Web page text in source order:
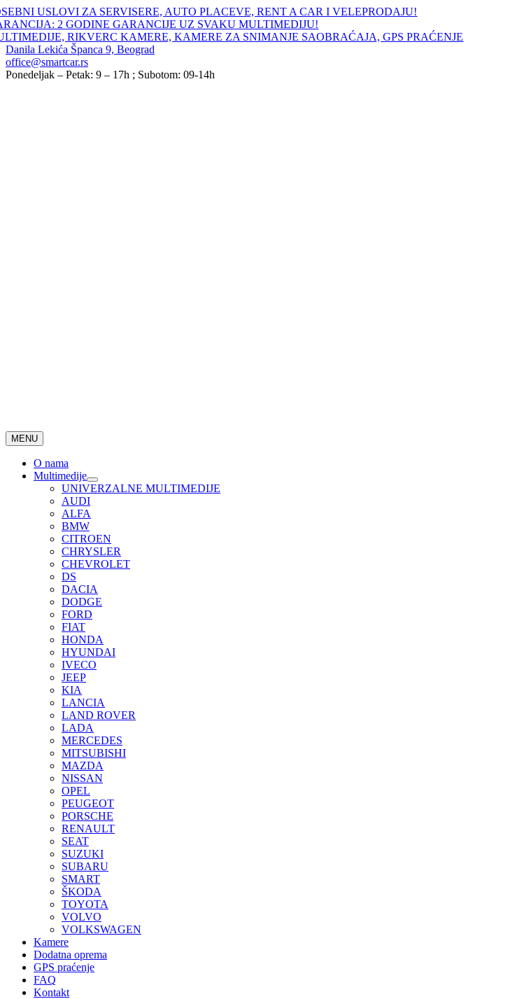
Skip
to
content
USLOVI ZA SERVISERE, AUTO PLACEVE, RENT A CAR I VELEPRODAJU!
2 GODINE GARANCIJE UZ SVAKU MULTIMEDIJU!
RIKVERC KAMERE, KAMERE ZA SNIMANJE SAOBRAĆAJA, GPS PRAĆENJE
Danila Lekića Španca 9, Beograd
office@smartcar.rs
Ponedeljak – Petak: 9 – 17h ; Subotom: 09-14h
MENU
O nama
Multimedije
UNIVERZALNE MULTIMEDIJE
AUDI
ALFA
BMW
CITROEN
CHRYSLER
CHEVROLET
DS
DACIA
DODGE
FORD
FIAT
HONDA
HYUNDAI
IVECO
JEEP
KIA
LANCIA
LAND ROVER
LADA
MERCEDES
MITSUBISHI
MAZDA
NISSAN
OPEL
PEUGEOT
PORSCHE
RENAULT
SEAT
SUZUKI
SUBARU
SMART
ŠKODA
TOYOTA
VOLVO
VOLKSWAGEN
Kamere
Dodatna oprema
GPS praćenje
FAQ
Kontakt